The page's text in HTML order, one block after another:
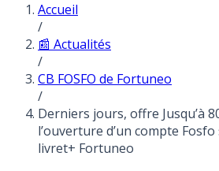
Accueil
/
📰 Actualités
/
CB FOSFO de Fortuneo
/
Derniers jours, offre Jusqu’à
l’ouverture d’un compte
livret+ Fortuneo